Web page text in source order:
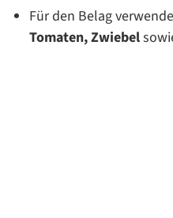
Für den Belag
Tomaten, Zwiebel